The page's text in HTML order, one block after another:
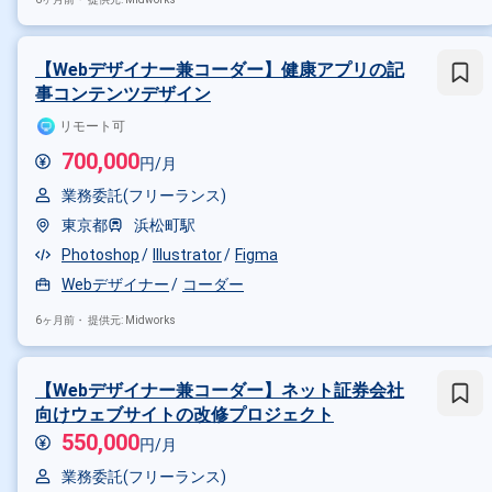
【Webデザイナー兼コーダー】健康アプリの記
事コンテンツデザイン
リモート可
700,000円/月
業務委託(フリーランス)
東京都
浜松町駅
Photoshop
Illustrator
Figma
Webデザイナー
コーダー
6ヶ月前・ 提供元: Midworks
【Webデザイナー兼コーダー】ネット証券会社
向けウェブサイトの改修プロジェクト
550,000円/月
業務委託(フリーランス)
その他開発言語・スキルから探す